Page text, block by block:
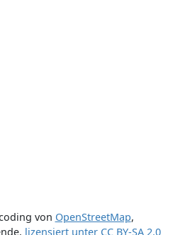
von OpenStreetMap,
, lizensiert unter CC BY-SA 2.0